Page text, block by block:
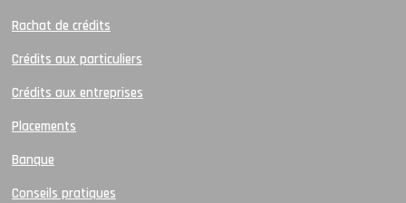
Rachat de crédits
Crédits aux particuliers
Crédits aux entreprises
Placements
Banque
Conseils pratiques